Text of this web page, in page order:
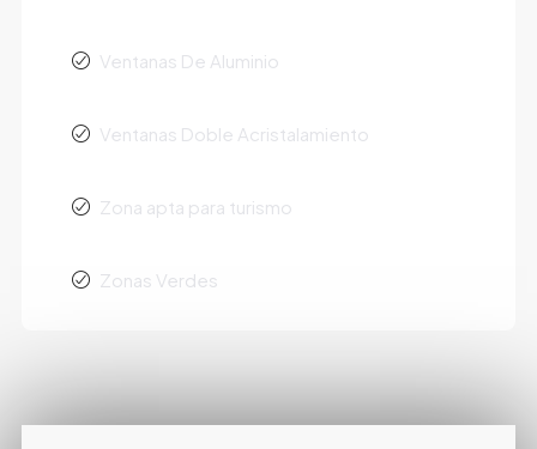
Ventanas De Aluminio
Ventanas Doble Acristalamiento
Zona apta para turismo
Zonas Verdes